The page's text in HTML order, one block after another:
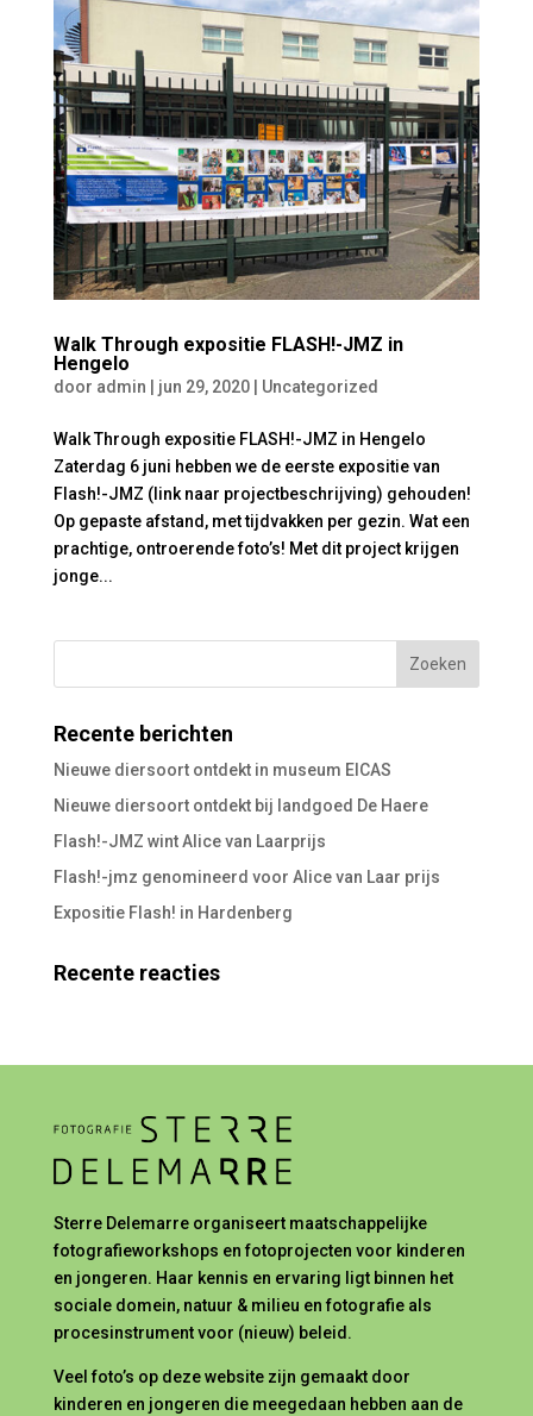
Walk Through expositie FLASH!-JMZ in
Hengelo
door admin jun 29, 2020| Uncategorized
Walk Through expositie FLASH!-JMZ in Hengelo
Zaterdag 6 juni hebben we de eerste expositie van
Flash!-JMZ (link naar projectbeschrijving) gehouden!
Op gepaste afstand, met tijdvakken per gezin. Wat een
prachtige, ontroerende foto’s! Met dit project krijgen
jonge...
Recente berichten
Nieuwe diersoort ontdekt in museum EICAS
Nieuwe diersoort ontdekt bij landgoed De Haere
Flash!-JMZ wint Alice van Laarprijs
Flash!-jmz genomineerd voor Alice van Laar prijs
Expositie Flash! in Hardenberg
Recente reacties
Sterre Delemarre organiseert maatschappelijke
fotografieworkshops en fotoprojecten voor kinderen
en jongeren. Haar kennis en ervaring ligt binnen het
sociale domein, natuur & milieu en fotografie als
procesinstrument voor (nieuw) beleid.
Veel foto’s op deze website zijn gemaakt door
kinderen en jongeren die meegedaan hebben aan de